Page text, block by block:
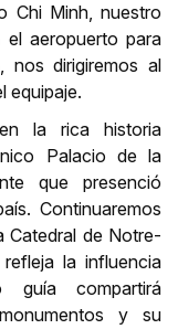
Chi Minh, nuestro
aeropuerto para
nos dirigiremos al
equipaje.
la rica historia
Palacio de la
que presenció
Continuaremos
Catedral de Notre-
la influencia
compartirá
y su